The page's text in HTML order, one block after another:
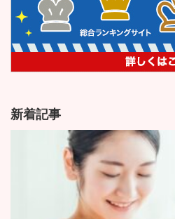
新着記事